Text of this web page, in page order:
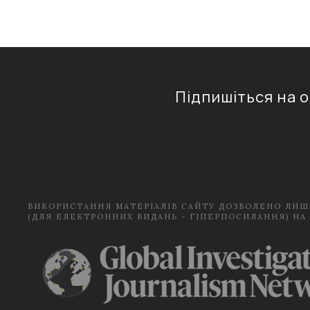
Підпишіться на
ВИКОРИСТАННЯ МАТЕРІАЛІВ САЙТУ ДОЗВОЛЕНО
(ДЛЯ ЕЛЕКТРОННИХ ВИДАНЬ - ГІПЕРПОСИЛАННЯ) НА